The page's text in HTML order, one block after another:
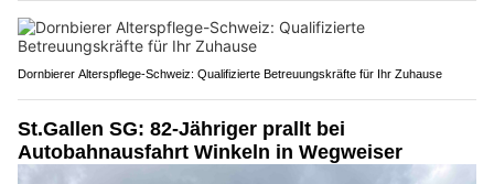
Dornbierer Alterspflege-Schweiz: Qualifizierte Betreuungskräfte für Ihr Zuhause
St.Gallen SG: 82-Jähriger prallt bei
Autobahnausfahrt Winkeln in Wegweiser